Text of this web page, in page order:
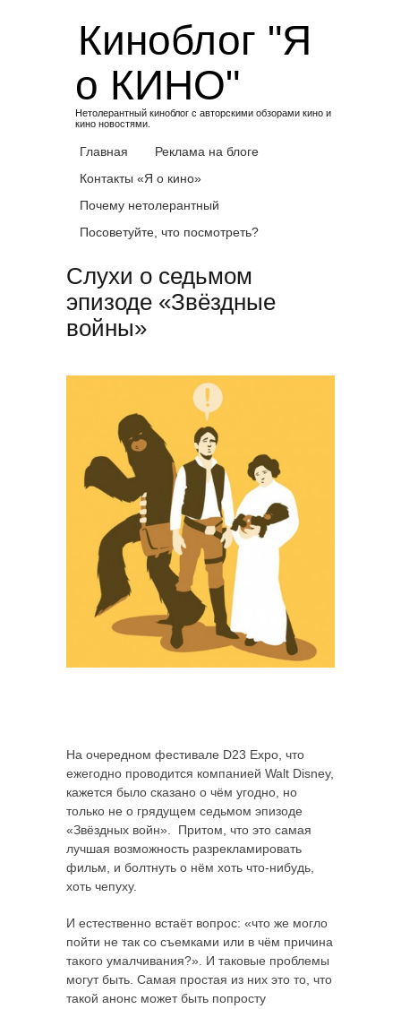
Киноблог "Я
о КИНО"
Нетолерантный киноблог с авторскими обзорами кино и
кино новостями.
Главная
Реклама на блоге
Контакты «Я о кино»
Почему нетолерантный
Посоветуйте, что посмотреть?
Слухи о седьмом
эпизоде «Звёздные
войны»
На очередном фестивале D23 Expo, что
ежегодно проводится компанией Walt Disney,
кажется было сказано о чём угодно, но
только не о грядущем седьмом эпизоде
«Звёздных войн». Притом, что это самая
лучшая возможность разрекламировать
фильм, и болтнуть о нём хоть что-нибудь,
хоть чепуху.
И естественно встаёт вопрос: «что же могло
пойти не так со съемками или в чём причина
такого умалчивания?». И таковые проблемы
могут быть. Самая простая из них это то, что
такой анонс может быть попросту